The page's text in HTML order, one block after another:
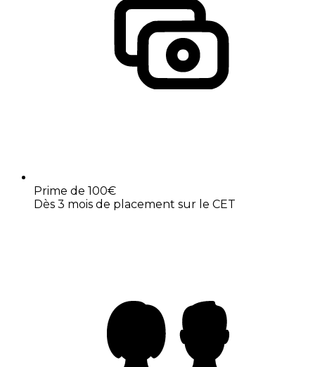
Prime de 100€
Dès 3 mois de placement sur le CET